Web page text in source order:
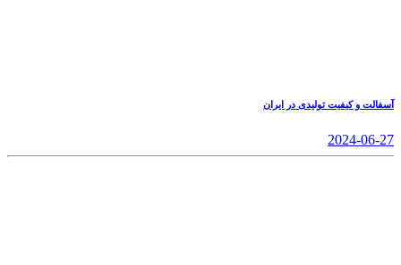
آسفالت و کیفیت تولیدی در ایران
2024-06-27